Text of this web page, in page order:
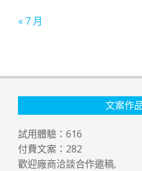
« 7 月
文案作
試用體驗： 616
付費文案： 282
歡迎廠商洽談合作邀稿,